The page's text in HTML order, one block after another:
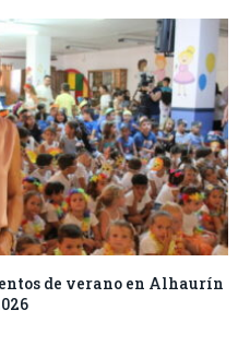
de verano en Alhaurín